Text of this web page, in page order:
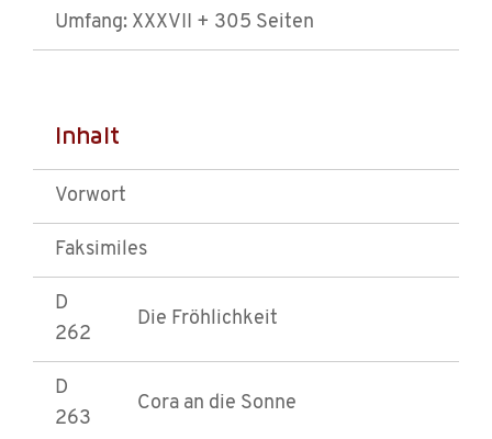
Umfang: XXXVII + 305 Seiten
Inhalt
Vorwort
Faksimiles
D
262
Die Fröhlichkeit
D
263
Cora an die Sonne